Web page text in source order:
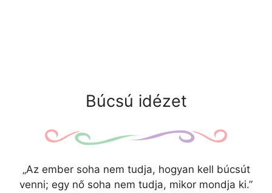
Búcsú idézet
„Az ember soha nem tudja, hogyan kell búcsút
venni; egy nő soha nem tudja, mikor mondja ki.”